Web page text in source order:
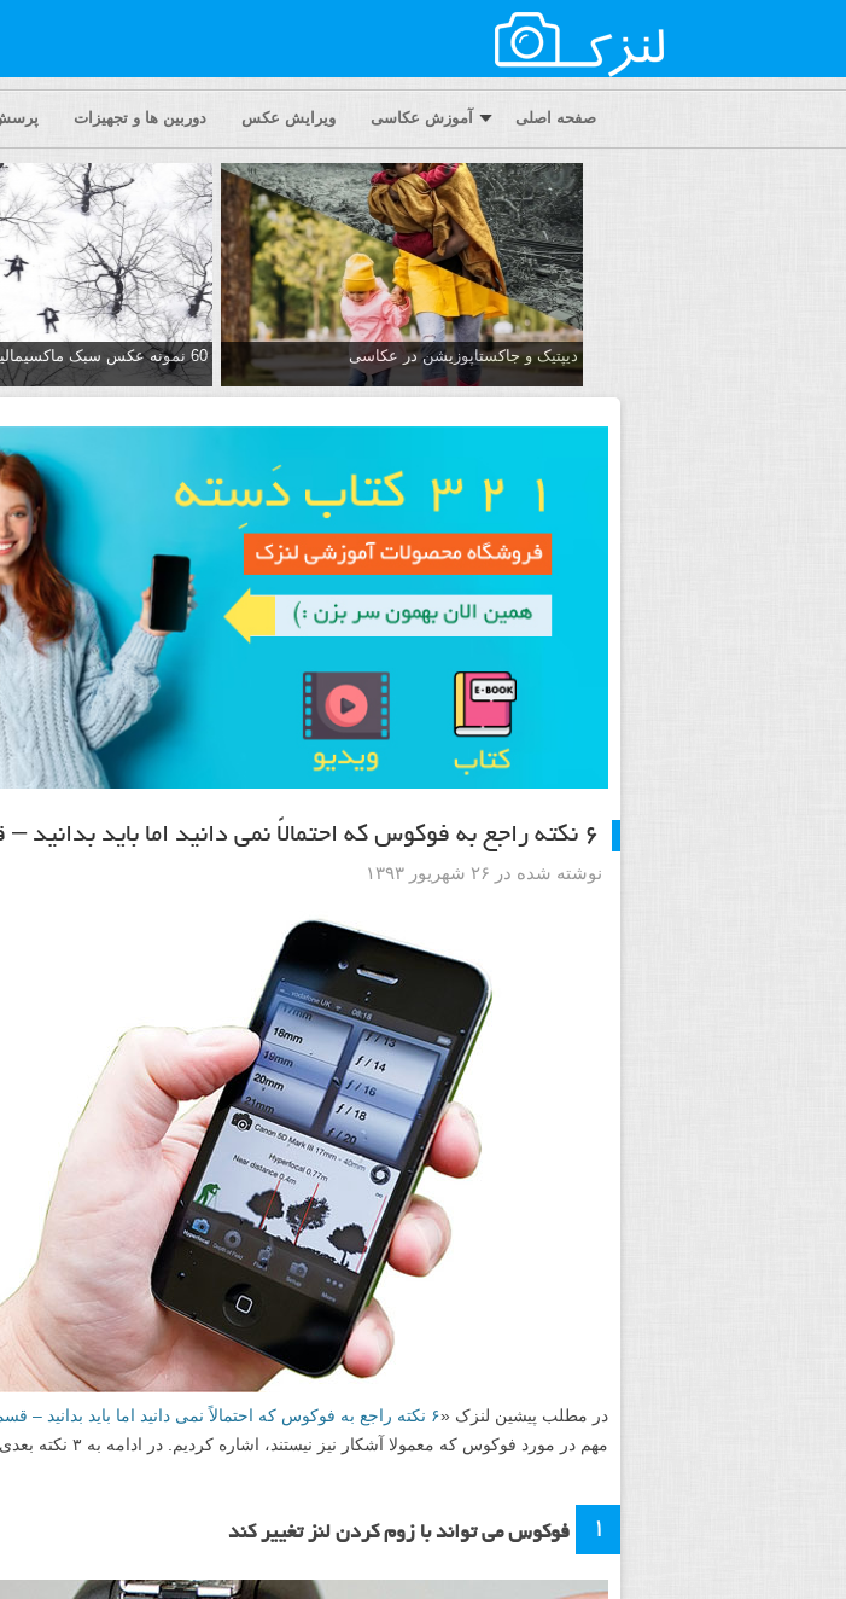
صفحه اصلی آموزش عکاسی ویرایش عکس دوربین ها و تجهیزات
دیپتیک و جاکستا‌پوزیشن در عکاسی 60 نمونه عکس سبک ماکسیمالیسم
۶ نکته راجع به فوکوس که احتمالاً نمی دانید اما باید بدانید – قسمت دوم
نوشته شده در ۲۶ شهریور ۱۳۹۳
در مطلب پیشین لنزک «۶ نکته راجع به فوکوس که احتمالاً نمی دانید اما باید بدانید – قسمت اول
مهم در مورد فوکوس که معمولا آشکار نیز نیستند، اشاره کردیم. در ادامه به ۳ نکته بعدی خواهیم پرداخت.
۱ فوکوس می تواند با زوم کردن لنز تغییر کند